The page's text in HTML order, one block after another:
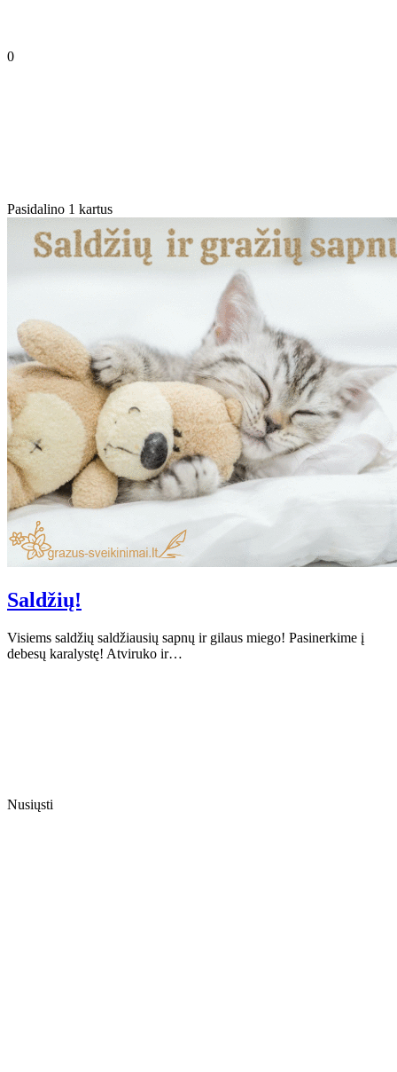
0
Pasidalino 1 kartus
Saldžių!
Visiems saldžių saldžiausių sapnų ir gilaus miego! Pasinerkime į
debesų karalystę! Atviruko ir…
Nusiųsti